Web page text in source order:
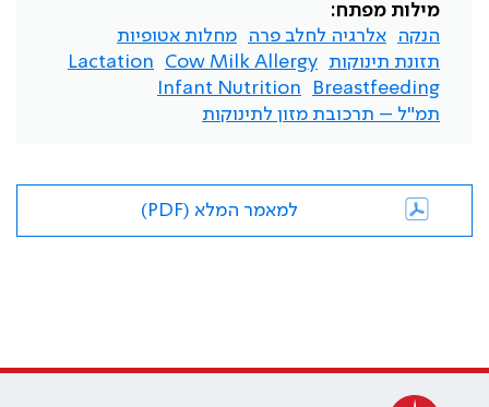
מילות מפתח:
הנקה
אלרגיה לחלב פרה
מחלות אטופיות
תזונת תינוקות
Cow Milk Allergy
Lactation
Breastfeeding
Infant Nutrition
תמ"ל – תרכובת מזון לתינוקות
למאמר המלא (PDF)